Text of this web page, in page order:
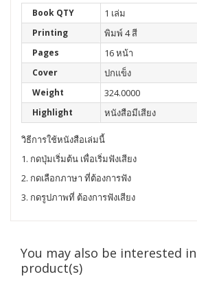
Book QTY 1 เล่ม
Printing พิมพ์ 4 สี
Pages 16 หน้า
Cover ปกแข็ง
Weight 324.0000
Highlight หนังสือมีเสียง
วิธีการใช้หนังสือเล่มนี้
1. กดปุ่มเริ่มต้น เพื่อเริ่มฟังเสียง
2. กดเลือกภาษา ที่ต้องการฟัง
3. กดรูปภาพที่ ต้องการฟังเสียง
You may also be interested
product(s)